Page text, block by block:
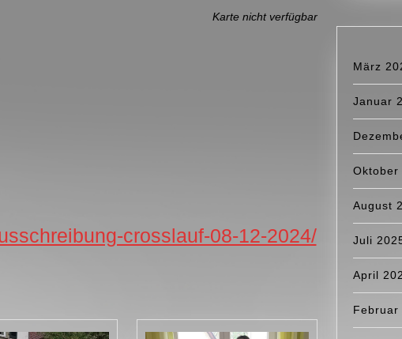
Karte nicht verfügbar
crosslauf-08-12-2024/
März
Januar
Oktober
August
Juli
April
Februar